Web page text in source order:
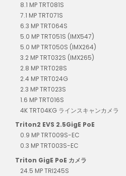
8.1 MP TRT081S
7.1 MP TRT071S
6.3 MP TRT064S
5.0 MP TRT051S (IMX547)
5.0 MP TRT050S (IMX264)
3.2 MP TRT032S (IMX265)
2.8 MP TRT028S
2.4 MP TRT024G
2.3 MP TRT023S
1.6 MP TRT016S
4K TRT04KG ラインスキャンカメラ
Triton2 EVS 2.5GigE PoE
0.9 MP TRT009S-EC
0.3 MP TRT003S-EC
Triton GigE PoE カメラ
24.5 MP TRI245S